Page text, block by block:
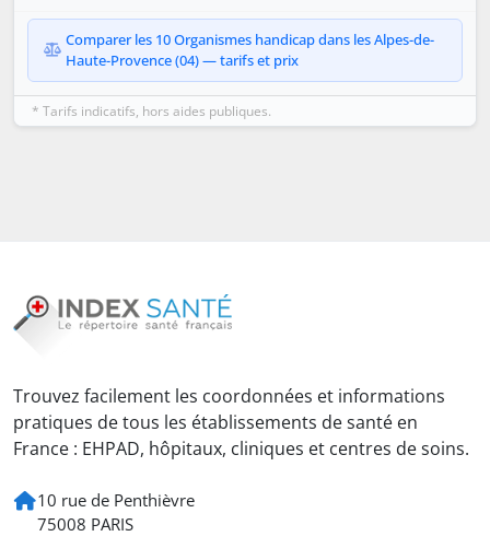
Comparer les 10 Organismes handicap dans les Alpes-de-
Haute-Provence (04) — tarifs et prix
* Tarifs indicatifs, hors aides publiques.
Trouvez facilement les coordonnées et informations
pratiques de tous les établissements de santé en
France : EHPAD, hôpitaux, cliniques et centres de soins.
10 rue de Penthièvre
75008 PARIS